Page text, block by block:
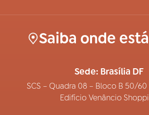
Saiba onde
Sede: Brasília DF
SCS – Quadra 08 – Bloco B 50/60
Edifício Venâncio